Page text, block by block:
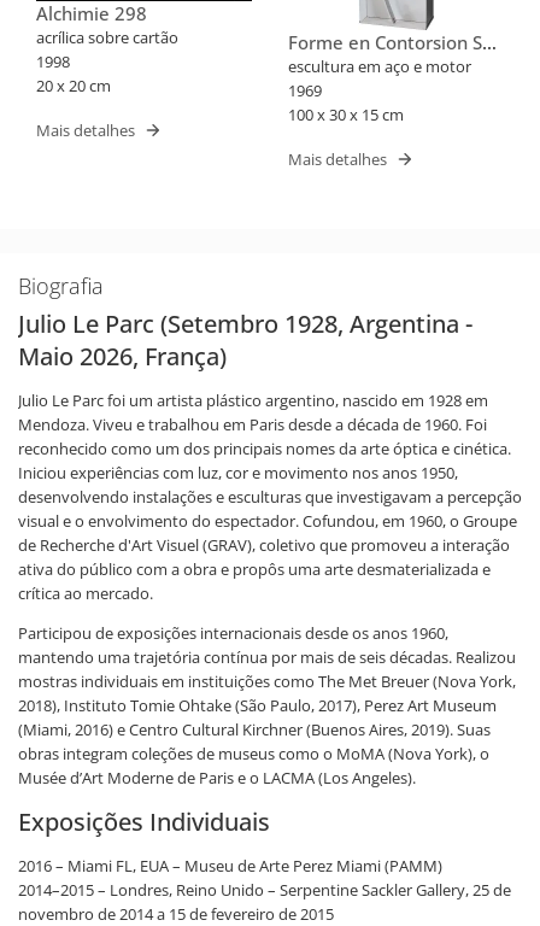
Alchimie 298
acrílica sobre cartão
1998
20 x 20 cm
Mais detalhes
Forme en Contorsion Sur
Fond Blanc
escultura em aço e motor
1969
100 x 30 x 15 cm
Mais detalhes
Biografia
Julio Le Parc (Setembro 1928, Argentina -
Maio 2026, França)
Julio Le Parc foi um artista plástico argentino, nascido em 1928 em
Mendoza. Viveu e trabalhou em Paris desde a década de 1960. Foi
reconhecido como um dos principais nomes da arte óptica e cinética.
Iniciou experiências com luz, cor e movimento nos anos 1950,
desenvolvendo instalações e esculturas que investigavam a percepção
visual e o envolvimento do espectador. Cofundou, em 1960, o Groupe
de Recherche d'Art Visuel (GRAV), coletivo que promoveu a interação
ativa do público com a obra e propôs uma arte desmaterializada e
crítica ao mercado.
Participou de exposições internacionais desde os anos 1960,
mantendo uma trajetória contínua por mais de seis décadas. Realizou
mostras individuais em instituições como The Met Breuer (Nova York,
2018), Instituto Tomie Ohtake (São Paulo, 2017), Perez Art Museum
(Miami, 2016) e Centro Cultural Kirchner (Buenos Aires, 2019). Suas
obras integram coleções de museus como o MoMA (Nova York), o
Musée d’Art Moderne de Paris e o LACMA (Los Angeles).
Exposições Individuais
2016 – Miami FL, EUA – Museu de Arte Perez Miami (PAMM)
2014–2015 – Londres, Reino Unido – Serpentine Sackler Gallery, 25 de
novembro de 2014 a 15 de fevereiro de 2015